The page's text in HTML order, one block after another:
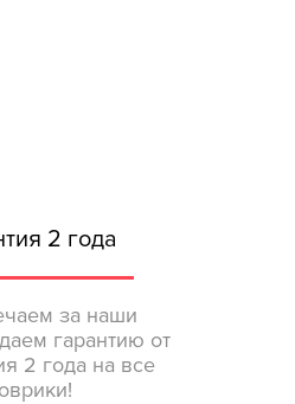
2 года
за наши
гарантию от
2 года на все